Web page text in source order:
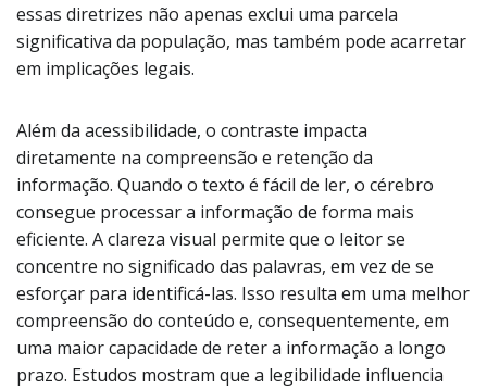
essas diretrizes não apenas exclui uma parcela
significativa da população, mas também pode acarretar
em implicações legais.
Além da acessibilidade, o contraste impacta
diretamente na compreensão e retenção da
informação. Quando o texto é fácil de ler, o cérebro
consegue processar a informação de forma mais
eficiente. A clareza visual permite que o leitor se
concentre no significado das palavras, em vez de se
esforçar para identificá-las. Isso resulta em uma melhor
compreensão do conteúdo e, consequentemente, em
uma maior capacidade de reter a informação a longo
prazo. Estudos mostram que a legibilidade influencia